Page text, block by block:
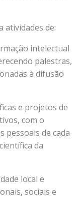
atividades de:
intelectual
palestras,
à difusão
e projetos de
com o
pessoais de cada
da
local e
sociais e